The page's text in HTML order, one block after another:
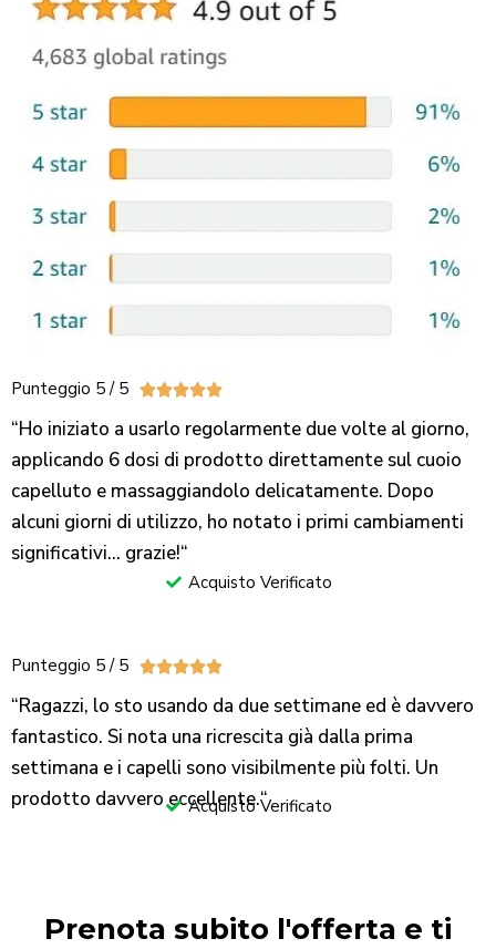
Punteggio 5 / 5 
“Ho iniziato a usarlo regolarmente due volte al giorno,
applicando 6 dosi di prodotto direttamente sul cuoio
capelluto e massaggiandolo delicatamente. Dopo
alcuni giorni di utilizzo, ho notato i primi cambiamenti
significativi… grazie!“
Acquisto Verificato
Punteggio 5 / 5 
“Ragazzi, lo sto usando da due settimane ed è davvero
fantastico. Si nota una ricrescita già dalla prima
settimana e i capelli sono visibilmente più folti. Un
prodotto davvero eccellente.“
Acquisto Verificato
Prenota subito l'offerta e ti